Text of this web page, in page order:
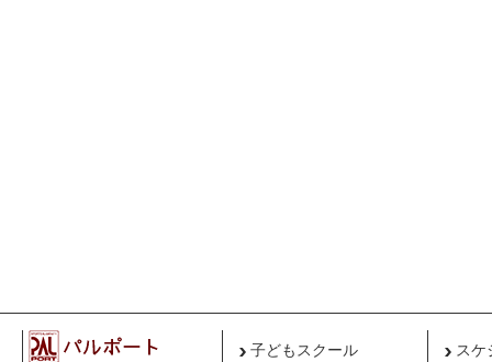
子どもスクール スケ